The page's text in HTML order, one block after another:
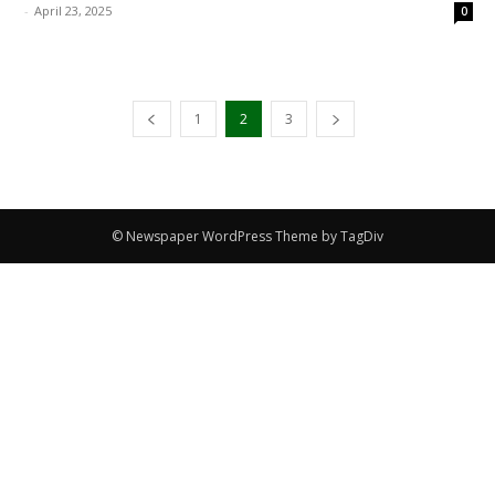
- April 23, 2025 0
1 2 3
© Newspaper WordPress Theme by TagDiv